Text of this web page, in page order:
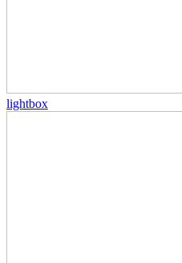
lightbox